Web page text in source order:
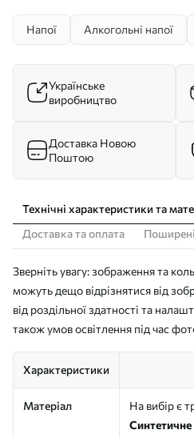
Напої Алкогольні напої
Українське
виробництво
Доставка Новою
Поштою
Технічні характеристики та
Доставка та оплата
Зверніть увагу: зображення та
можуть дещо відрізнятися від
від роздільної здатності та
також умов освітлення під час
Характеристики
Матеріал
На вибір є